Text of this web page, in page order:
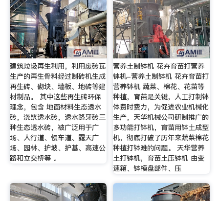
建筑垃圾再生利用，利用废砖瓦
生产的再生骨料经过制砖机生成
再生砖、砌块、墙板、地砖等建
材制品。 其中这些再生砖环保
理念，包含 地面材料生态透水
砖，浇筑透水砖，透水路牙砖三
种生态透水砖，被广泛用于广
场、人行道、慢车道、露天广
场、园林、护坡、护基、高速公
路和立交桥等 。
营养土制钵机 花卉育苗打营养
钵机-营养土制钵机 花卉育苗打
营养钵机 蔬菜、棉花、花苗等
种植，育苗是关键，人工打制钵
体费时费力，为促进农业机械化
生产，天华机械公司研制推广的
多功能打钵机，育苗用钵土成型
机，彻底打破了历年来蔬菜棉花
种植打钵难的问题。 天华营养
土打钵机，育苗土压钵机 由变
速箱、钵模盘部件、压